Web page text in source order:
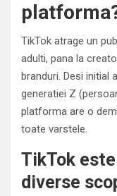
TikTok atrage un
adulti, pana la
branduri. Desi initial
generatiei Z
platforma are o
toate varstele.
TikTok
diverse